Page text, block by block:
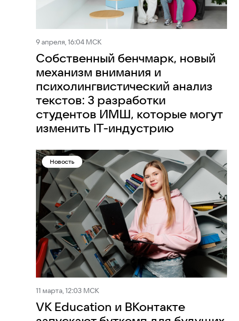
9 апреля, 16:04 МСК
Собственный бенчмарк, новый
механизм внимания и
психолингвистический анализ
текстов: 3 разработки
студентов ИМШ, которые могут
изменить IT-индустрию
Новость
11 марта, 12:03 МСК
VK Education и ВКонтакте